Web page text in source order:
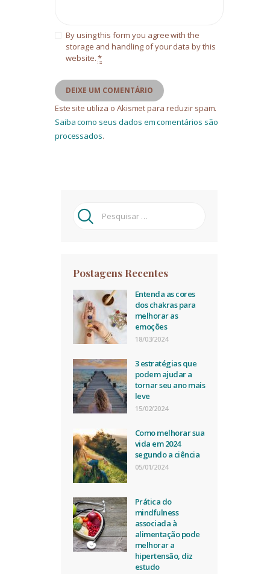
By using this form you agree with the
storage and handling of your data by this
website.*
Este site utiliza o Akismet para reduzir spam.
Saiba como seus dados em comentários são
processados.
Pesquisar
por:
Postagens Recentes
Entenda as cores
dos chakras para
melhorar as
emoções
18/03/2024
3 estratégias que
podem ajudar a
tornar seu ano mais
leve
15/02/2024
Como melhorar sua
vida em 2024
segundo a ciência
05/01/2024
Prática do
mindfulness
associada à
alimentação pode
melhorar a
hipertensão, diz
estudo